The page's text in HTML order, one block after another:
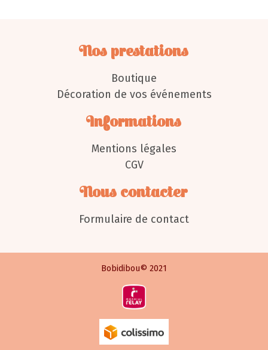
Nos prestations
Boutique
Décoration de vos événements
Informations
Mentions légales
CGV
Nous contacter
Formulaire de contact
Bobidibou© 2021